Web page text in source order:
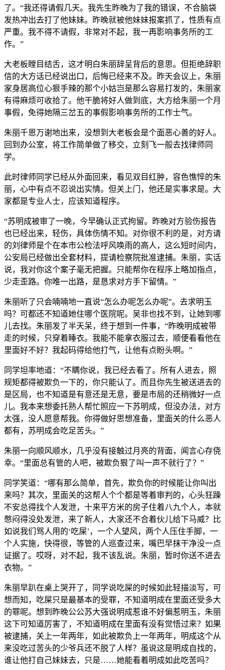
了。“我还得请假几天。我先生昨晚为了我的错误，不合脑袋
发热冲出去打了他妹妹。昨晚就被他妹妹报案抓了，性质有点
严重。我不得不请假，非常对不起，我一再影响事务所的工
作。”
大老板瞠目结舌，这才明白朱丽辞呈背后的意思。但拒绝辞职
信的大方话已经说出口，后悔已经来不及。昨天会议上，朱丽
家身居高位心狠手辣的那个小姑岂是那么容易打发的，朱丽家
有得麻烦可收拾了。他干脆将好人做到底，大方给朱丽一个月
事假，免得她隔三岔五的事假影响事务所的工作士气。
朱丽千恩万谢地出来，没想到大老板会是个面恶心善的好人。
回到办公室，将工作简单做了移交，立刻飞一般去找律师同
学。
此时律师同学已经从外面回来，看见双目红肿，容色憔悴的朱
丽，心中有点不忍说出实情。但关上门，他还是实事求是。大
家都是专业人士，应该知道程序。
“苏明成被审了一晚，今早确认正式拘留。昨晚对方验伤报告
也已经出来，轻伤，具体伤情不知。对你很不利的是，对方请
的刘律师是个在本市公检法呼风唤雨的高人，这么短时间内，
公安局已经做出全套材料，提请检察院批准逮捕。朱丽，实话
说，我对你这个案子毫无把握。只能帮你在程序上略加指点，
少走歪路。你唯一出路，是恳求对方手下留情。”
朱丽听了只会喃喃地一直说“怎么办呢怎么办呢”。去求明玉
吗？可都还不知道她住哪个医院呢。吴非也找不到，让她到哪
儿去找。朱丽发了半天呆，终于想到一件事，“昨晚明成被带
走的时候，只穿着睡衣。我能不能拿衣服过去，顺便看看他在
里面好不好？我起码得给他打气，让他有点盼头啊。”
同学坦率地道：“不瞒你说，我已经去看了。所有人进去，照
规矩都得被欺负一下的，你只能认了。而且你先生被送进去的
是区局，也不知道是有意还是无意，要是市局的还稍微好一点
儿。我本来想委托熟人帮忙照应一下苏明成，但没办法，对方
太强，没人愿意帮我。你得做好思想准备，里面关的什么恶人
都有，苏明成会吃足苦头。”
朱丽一向顺风顺水，几乎没有接触过月亮的背面，闻言心存侥
幸。“里面总有管的人吧，被欺负狠了叫一声不就行了？”
同学笑道：“哪有那么简单，首先，欺负你的时候能让你叫出
来吗？其次，里面关的这帮人个个都是等着审判的，心头狂躁
不安总得找个人发泄，十来平方米的房子住着八九个人，本就
憋闷得没处发泄，来了新人，大家还不合着伙儿给下马威？比
如说我们骂人用的‘吃屎’，一个人望风，两个人压住手脚，一
个人实施，快得很，等管的人巡查过来，嘴巴早抹干净没一点
证据了。哎呀，对不起，我不该乱说。朱丽，暂时你送不进去
衣物。”
朱丽早趴在桌上哭开了，同学说吃屎的时候如此轻描淡写，可
想而知，吃屎只是最基本的受罪，不知道明成在里面还受多大
的罪呢。想到昨晚公公苏大强说明成惹谁不好偏惹明玉，朱丽
这下可知道厉害了，不知道明成在里面有没有觉悟过来？如果
被逮捕，关上一年两年，如此被欺负上一年两年，明成这个从
来没吃过苦头的少爷兵还不脱了人样？虽说这是明成自找的，
谁让他打自己妹妹去，只是……她能看着明成如此吃苦吗？